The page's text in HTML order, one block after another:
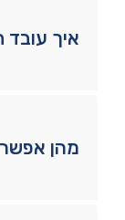
איך עובד
מהן